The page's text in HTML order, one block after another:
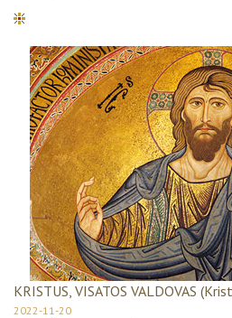
KRISTUS, VISATOS VALDOVAS
2022-11-20